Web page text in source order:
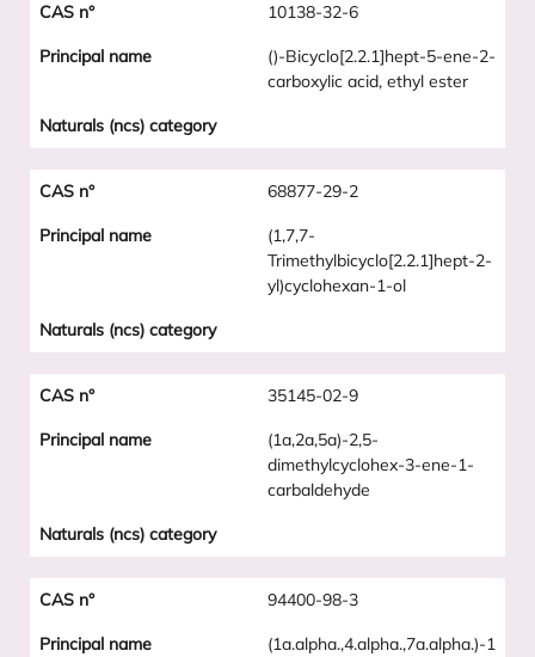
10138-32-6
()-Bicyclo[2.2.1]hept-5-ene-2-
carboxylic acid, ethyl ester
68877-29-2
(1,7,7-
Trimethylbicyclo[2.2.1]hept-2-
yl)cyclohexan-1-ol
35145-02-9
(1a,2a,5a)-2,5-
dimethylcyclohex-3-ene-1-
carbaldehyde
94400-98-3
(1a.alpha.,4.alpha.,7a.alpha.)-1